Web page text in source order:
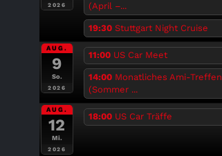
2026
(April –...
19:30 Stuttgart Night Cruise
AUG.
9
So.
2026
11:00 US Car Meet
14:00 Monatliches Ami-Treffen
(Sommer ...
AUG.
12
Mi.
2026
18:00 US Car Träffe